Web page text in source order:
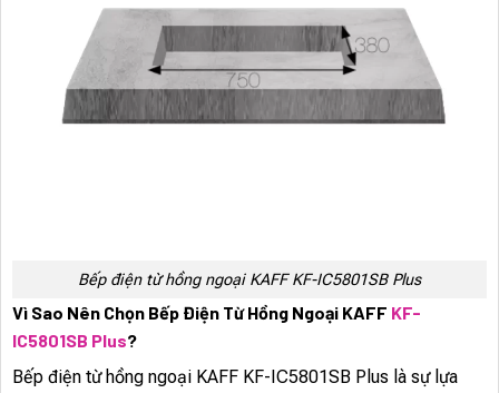
Bếp điện từ hồng ngoại KAFF KF-IC5801SB Plus
Vì Sao Nên Chọn Bếp Điện Từ Hồng Ngoại KAFF KF-
IC5801SB Plus?
Bếp điện từ hồng ngoại KAFF KF-IC5801SB Plus là sự lựa